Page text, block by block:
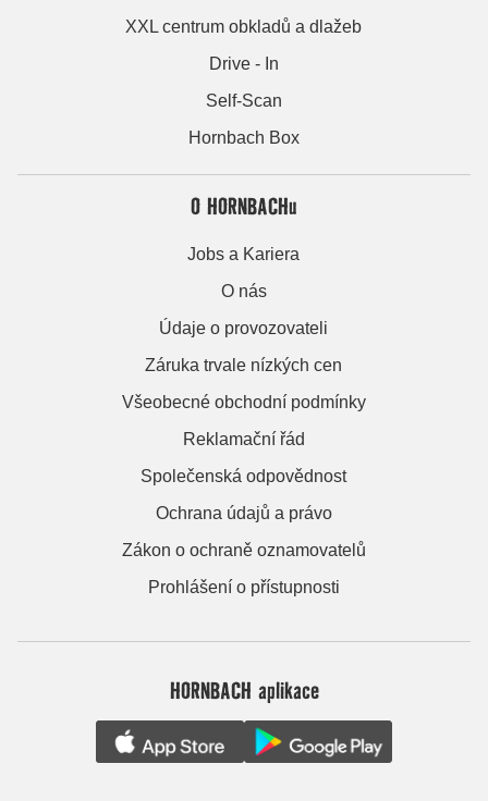
XXL centrum obkladů a dlažeb
Drive - In
Self-Scan
Hornbach Box
O HORNBACHu
Jobs a Kariera
O nás
Údaje o provozovateli
Záruka trvale nízkých cen
Všeobecné obchodní podmínky
Reklamační řád
Společenská odpovědnost
Ochrana údajů a právo
Zákon o ochraně oznamovatelů
Prohlášení o přístupnosti
HORNBACH aplikace